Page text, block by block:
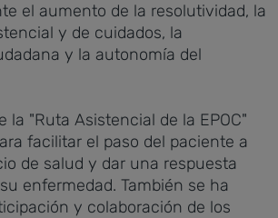
el aumento de la resolutividad, la
y de cuidados, la
y la autonomía del
la "Ruta Asistencial de la EPOC"
facilitar el paso del paciente a
de salud y dar una respuesta
enfermedad. También se ha
y colaboración de los